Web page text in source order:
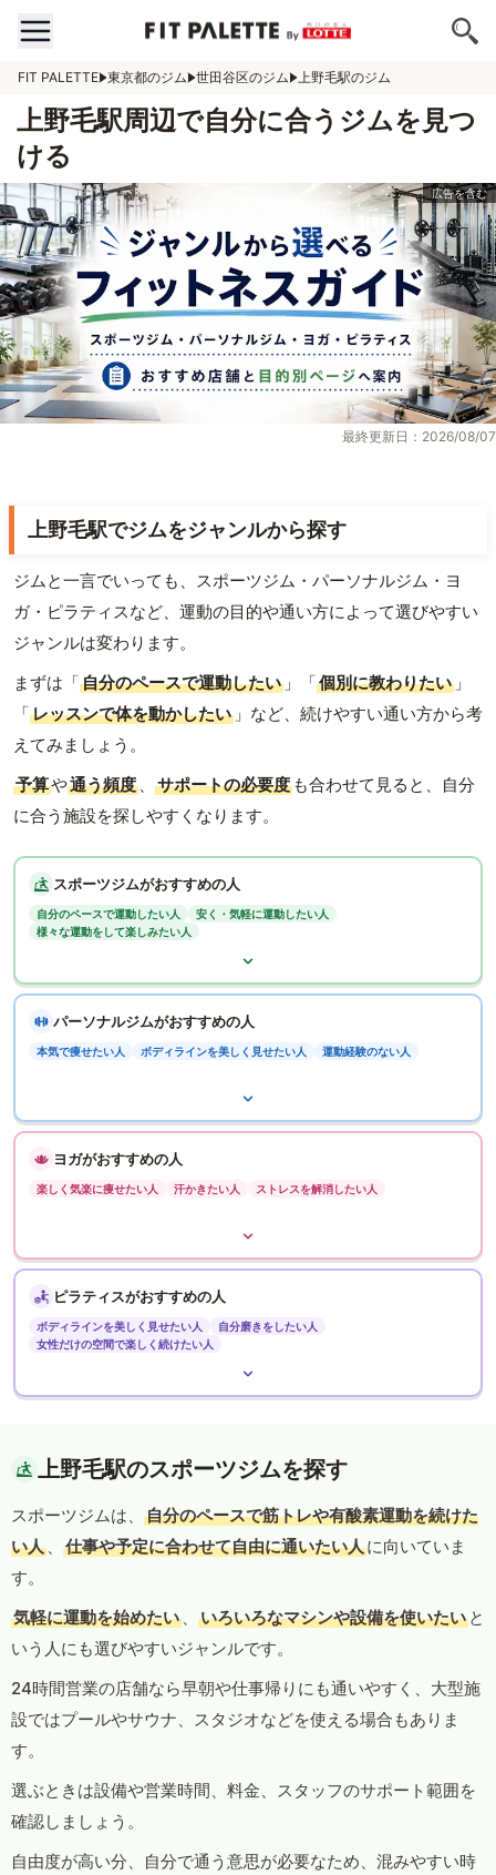
FIT PALETTE 東京都のジム 世田谷区のジム 上野毛駅のジム
上野毛駅周辺で自分に合うジムを見つ
ける
最終更新日：2026/08/07
上野毛駅でジムをジャンルから探す
ジムと一言でいっても、スポーツジム・パーソナルジム・ヨ
ガ・ピラティスなど、運動の目的や通い方によって選びやすい
ジャンルは変わります。
まずは「自分のペースで運動したい 」「個別に教わりたい 」
「レッスンで体を動かしたい 」など、続けやすい通い方から考
えてみましょう。
予算や通う頻度 、 サポートの必要度 も合わせて見ると、自分
に合う施設を探しやすくなります。
スポーツジムがおすすめの人
自分のペースで運動したい人
安く・気軽に運動したい人
様々な運動をして楽しみたい人
パーソナルジムがおすすめの人
本気で痩せたい人 ボディラインを美しく見せたい人 運動経験のない人
ヨガがおすすめの人
楽しく気楽に痩せたい人 汗かきたい人 ストレスを解消したい人
ピラティスがおすすめの人
ボディラインを美しく見せたい人
自分磨きをしたい人
女性だけの空間で楽しく続けたい人
上野毛駅のスポーツジムを探す
スポーツジムは、
自分のペースで筋トレや有酸素運動を続けた
い人 、 仕事や予定に合わせて自由に通いたい人に向いていま
す。
気軽に運動を始めたい 、 いろいろなマシンや設備を使いたい と
いう人にも選びやすいジャンルです。
24時間営業の店舗なら早朝や仕事帰りにも通いやすく、大型施
設ではプールやサウナ、スタジオなどを使える場合もありま
す。
選ぶときは設備や営業時間、料金、スタッフのサポート範囲を
確認しましょう。
自由度が高い分、自分で通う意思が必要なため、混みやすい時